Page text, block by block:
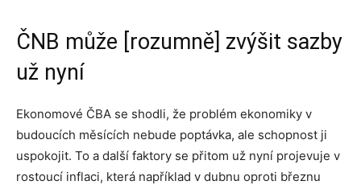
ČNB může [rozumně] zvýšit sazby
už nyní
Ekonomové ČBA se shodli, že problém ekonomiky v
budoucích měsících nebude poptávka, ale schopnost ji
uspokojit. To a další faktory se přitom už nyní projevuje v
rostoucí inflaci, která například v dubnu oproti březnu